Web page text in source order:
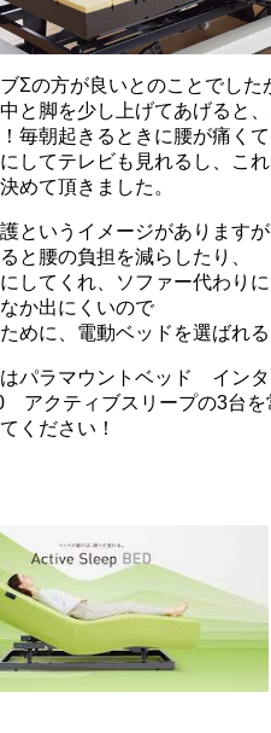
Σの方が良いとのことでした
と脚を少し上げてあげると
毎朝起きるときに腰が痛くて
してテレビも見れるし、これ
めて頂きました。
というイメージがありますが
と腰の負担を減らしたり、
してくれ、ソファー代わりに
か出にくいので
めに、電動ベッドを選ばれ
パラマウントベッド イン
アクティブスリープの3台を
ください！